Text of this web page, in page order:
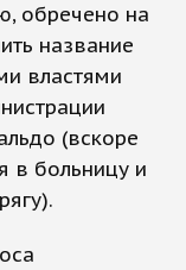
обречено на
название
властями
(вскоре
в больницу и